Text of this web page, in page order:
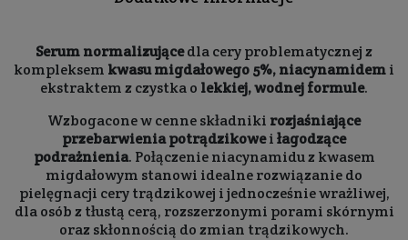
Serum normalizującedla cery problematycznej z
kompleksem kwasu migdałowego 5%, niacynamidemi
ekstraktem z czystka o lekkiej, wodnej formule.
Wzbogacone w cenne składniki rozjaśniające
przebarwienia potrądzikoweiłagodzące
podrażnienia. Połączenie niacynamidu z kwasem
migdałowym stanowi idealne rozwiązanie do
pielęgnacji cery trądzikowej i jednocześnie wrażliwej,
dla osób z tłustą cerą, rozszerzonymi porami skórnymi
oraz skłonnością do zmian trądzikowych.